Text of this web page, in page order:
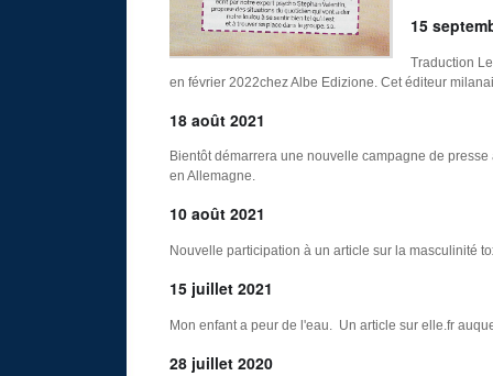
15
Traduction
en février 2022chez Albe Edizione. Cet éditeur
18 août 2021
Bientôt démarrera une nouvelle campagne de
en Allemagne.
10 août 2021
Nouvelle participation à un article sur la masculinité
15 juillet 2021
Mon enfant a peur de l'eau. Un article sur elle.fr
28 juillet 2020